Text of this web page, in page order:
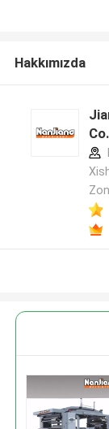
Hakkımızda